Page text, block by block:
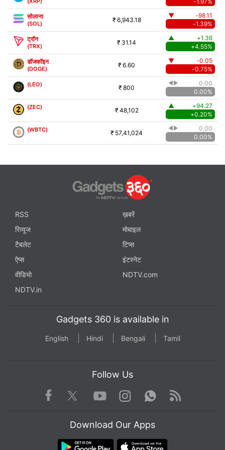
Cronos प्राइस NEAR Protocol प्राइस
Aave प्राइस पोल्काडॉट प्राइस EOS कॉइन प्राइस
पॉलीगॉन प्राइस डैश प्राइस
फ्लोकि इनू प्राइस
टेरा प्राइस स्टेटस प्राइस Cartesi प्राइस
स्पेल टोकन प्राइस
सोलाना
(SOL) ₹ 6,943.18
▼
-98.11
-1.39%
ट्रॉन
(TRX) ₹ 31.14
▲
+1.36
+4.55%
डॉजकॉइन
(DOGE) ₹ 6.60
▼
-0.05
-0.75%
(LEO) ₹ 800
◀▶
0.00
0.00%
(ZEC) ₹ 48,102
▲
+94.27
+0.20%
(WBTC) ₹ 57,41,024
◀▶
0.00
0.00%
RSS
ख़बरें
रिव्यूज
मोबाइल
टैबलेट
टिप्स
ऐप्स
इंटरनेट
वीडियो
NDTV.com
NDTV.in
Gadgets 360 is available in
English Hindi Bengali Tamil
Follow Us
Facebook TwitterYoutube
Instagram WhatsApp
Rss
Download Our Apps